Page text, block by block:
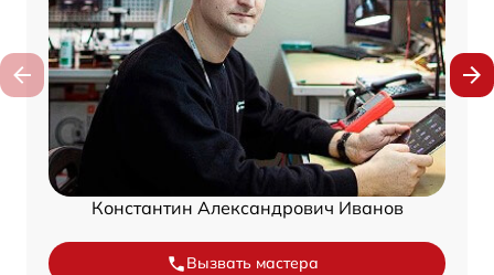
Константин Александрович Иванов
Вызвать мастера